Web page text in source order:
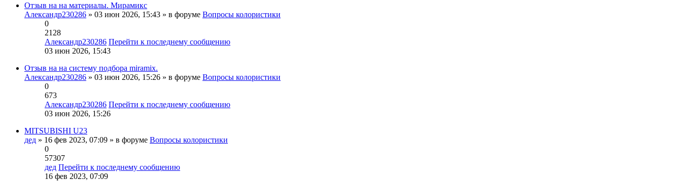
Отзыв на на материалы. Мирамикс
Александр230286 » 03 июн 2026, 15:43 » в форуме Вопросы колористики
0
2128
Александр230286 Перейти к последнему сообщению
03 июн 2026, 15:43
Отзыв на на систему подбора miramix.
Александр230286 » 03 июн 2026, 15:26 » в форуме Вопросы колористики
0
673
Александр230286 Перейти к последнему сообщению
03 июн 2026, 15:26
MITSUBISHI U23
дед » 16 фев 2023, 07:09 » в форуме Вопросы колористики
0
57307
дед Перейти к последнему сообщению
16 фев 2023, 07:09